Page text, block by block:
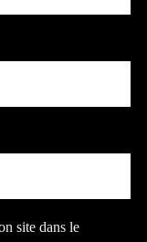
site dans le